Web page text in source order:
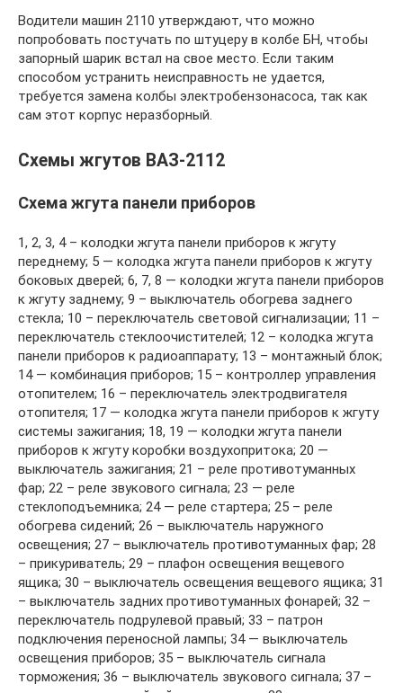
Водители машин 2110 утверждают, что можно
попробовать постучать по штуцеру в колбе БН, чтобы
запорный шарик встал на свое место. Если таким
способом устранить неисправность не удается,
требуется замена колбы электробензонасоса, так как
сам этот корпус неразборный.
Схемы жгутов ВАЗ-2112
Схема жгута панели приборов
1, 2, 3, 4 – колодки жгута панели приборов к жгуту
переднему; 5 — колодка жгута панели приборов к жгуту
боковых дверей; 6, 7, 8 — колодки жгута панели приборов
к жгуту заднему; 9 – выключатель обогрева заднего
стекла; 10 – переключатель световой сигнализации; 11 –
переключатель стеклоочистителей; 12 – колодка жгута
панели приборов к радиоаппарату; 13 – монтажный блок;
14 — комбинация приборов; 15 – контроллер управления
отопителем; 16 – переключатель электродвигателя
отопителя; 17 — колодка жгута панели приборов к жгуту
системы зажигания; 18, 19 — колодки жгута панели
приборов к жгуту коробки воздухопритока; 20 —
выключатель зажигания; 21 – реле противотуманных
фар; 22 – реле звукового сигнала; 23 — реле
стеклоподъемника; 24 — реле стартера; 25 – реле
обогрева сидений; 26 – выключатель наружного
освещения; 27 – выключатель противотуманных фар; 28
– прикуриватель; 29 – плафон освещения вещевого
ящика; 30 – выключатель освещения вещевого ящика; 31
– выключатель задних противотуманных фонарей; 32 –
переключатель подрулевой правый; 33 – патрон
подключения переносной лампы; 34 — выключатель
освещения приборов; 35 – выключатель сигнала
торможения; 36 – выключатель звукового сигнала; 37 –